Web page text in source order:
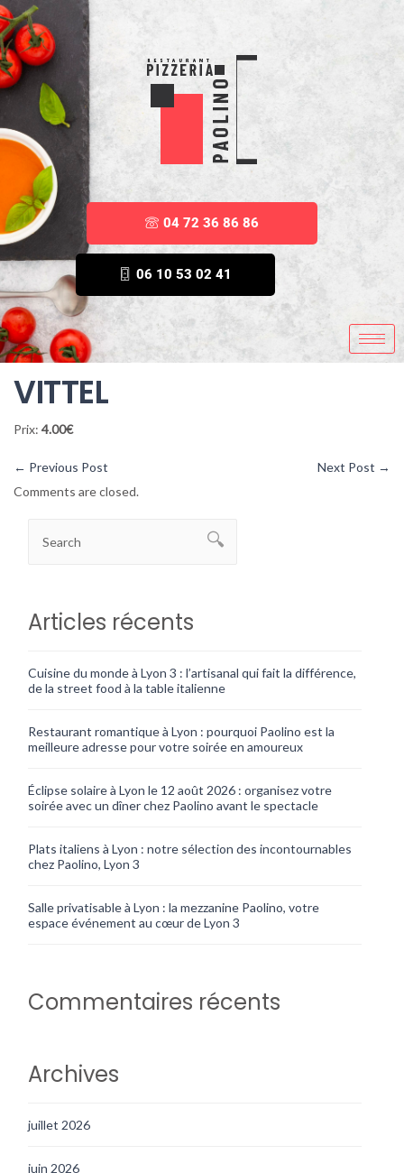
04 72 36 86 86
06 10 53 02 41
VITTEL
Prix:4.00€
← Previous Post Next Post →
Comments are closed.
Articles récents
Cuisine du monde à Lyon 3 : l’artisanal qui fait la différence,
de la street food à la table italienne
Restaurant romantique à Lyon : pourquoi Paolino est la
meilleure adresse pour votre soirée en amoureux
Éclipse solaire à Lyon le 12 août 2026 : organisez votre
soirée avec un dîner chez Paolino avant le spectacle
Plats italiens à Lyon : notre sélection des incontournables
chez Paolino, Lyon 3
Salle privatisable à Lyon : la mezzanine Paolino, votre
espace événement au cœur de Lyon 3
Commentaires récents
Archives
juillet 2026
juin 2026